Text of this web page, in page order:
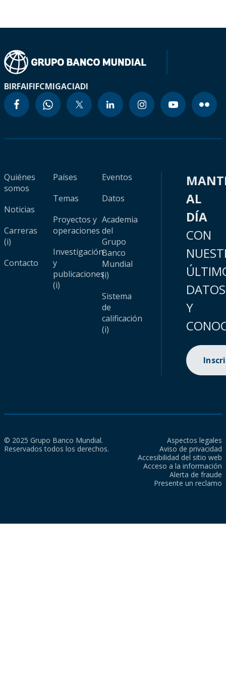
BIRFAIFIFCMIGACIADI
Quiénes
somos
Noticias
Carreras
(i)
Contacto
Países
Temas
Proyectos y
operaciones
Investigación
y
publicaciones
(i)
Eventos
Datos
Academia
del
Grupo
Banco
Mundial
(i)
Sistema
de
calificación
(i)
AL
DÍA
CON
DATOS
Y
© 2025 Grupo Banco Mundial.
Reservados todos los derechos.
Aspectos legales
Aviso de privacidad
Accesibilidad del sitio web
Acceso a la información
Alerta de fraude
Presente un reclamo